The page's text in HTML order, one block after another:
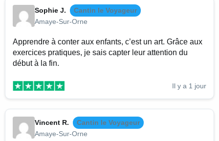
Sophie J.
Cantin le Voyageur
Amaye-Sur-Orne
Apprendre à conter aux enfants, c’est un art. Grâce aux
exercices pratiques, je sais capter leur attention du
début à la fin.
Il y a 1 jour
Vincent R.
Cantin le Voyageur
Amaye-Sur-Orne